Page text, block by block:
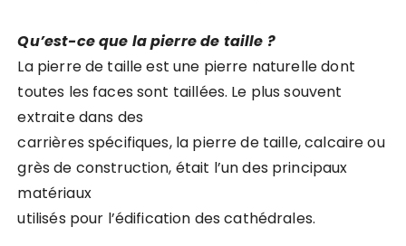
Qu’est-ce que la pierre de taille ?
La pierre de taille est une pierre naturelle dont
toutes les faces sont taillées. Le plus souvent
extraite dans des
carrières spécifiques, la pierre de taille, calcaire ou
grès de construction, était l’un des principaux
matériaux
utilisés pour l’édification des cathédrales.